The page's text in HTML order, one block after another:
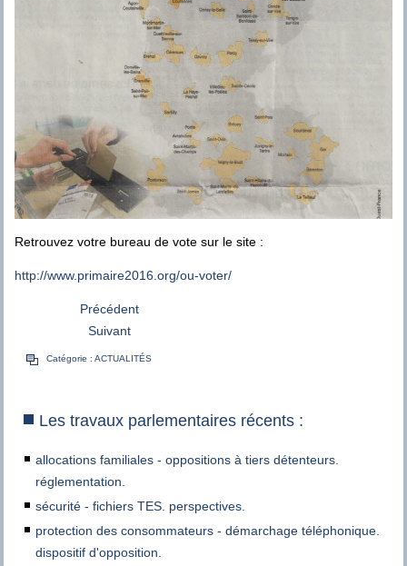
Retrouvez votre bureau de vote sur le site :
http://www.primaire2016.org/ou-voter/
Précédent
Suivant
Catégorie :ACTUALITÉS
Les travaux parlementaires récents :
allocations familiales - oppositions à tiers détenteurs.
réglementation.
sécurité - fichiers TES. perspectives.
protection des consommateurs - démarchage téléphonique.
dispositif d'opposition.